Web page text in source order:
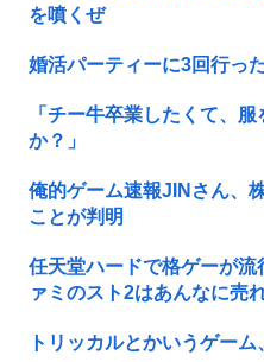
を噴くぜ
婚活パーティーに3回行っ
「チー牛卒業したくて、
か？」
俺的ゲーム速報JINさん、
ことが判明
任天堂ハードで格ゲーが
ァミのスト2はあんなに売
トリッカルとかいうゲー